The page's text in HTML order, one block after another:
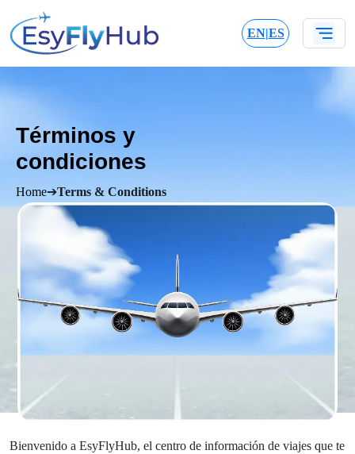
EN|ES
Términos y
condiciones
Home➔Terms & Conditions
Bienvenido a EsyFlyHub, el centro de información de viajes que te